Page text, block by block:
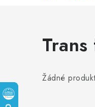
Žádné